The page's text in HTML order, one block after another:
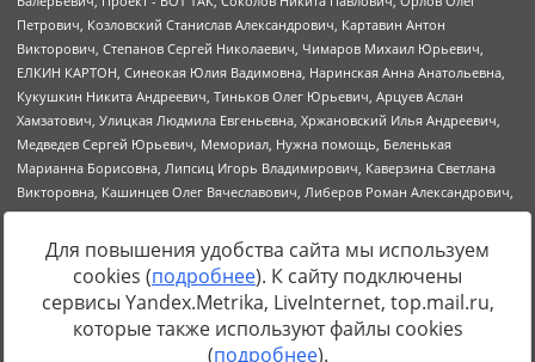
https://minjust.gov.ru/uploaded/files/reestr-
inostrannyih-agentov-22-03-2024.pdfданные на22.03.2024
Для повышения удобства сайта мы используем
cookies (подробнее). К сайту подключены
сервисы Yandex.Metrika, LiveInternet, top.mail.ru,
которые также используют файлы cookies
(подробнее).